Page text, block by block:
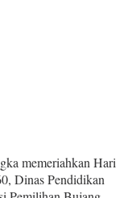
memeriahkan Hari
Dinas Pendidikan